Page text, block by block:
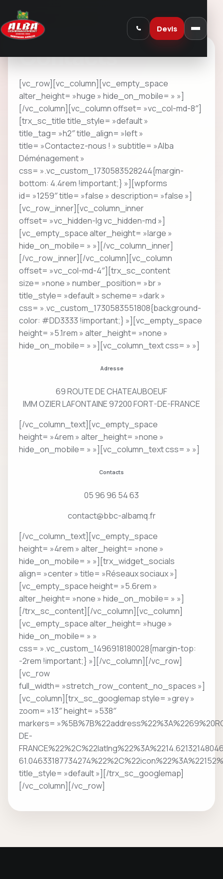
Devis
Contacts
[vc_row][vc_column][vc_empty_space
alter_height= »huge » hide_on_mobile= » »]
[/vc_column][vc_column offset= »vc_col-md-8″]
[trx_sc_title title_style= »default »
title_tag= »h2″ title_align= »left »
title= »Contactez-nous ! » subtitle= »Alba
Déménagement »
css= ».vc_custom_1730583528244{margin-
bottom: 4.4rem !important;} »][wpforms
id= »1259″ title= »false » description= »false »]
[vc_row_inner][vc_column_inner
offset= »vc_hidden-lg vc_hidden-md »]
[vc_empty_space alter_height= »large »
hide_on_mobile= » »][/vc_column_inner]
[/vc_row_inner][/vc_column][vc_column
offset= »vc_col-md-4″][trx_sc_content
size= »none » number_position= »br »
title_style= »default » scheme= »dark »
css= ».vc_custom_1730583551808{background-
color: #DD3333 !important;} »][vc_empty_space
height= »5.1rem » alter_height= »none »
hide_on_mobile= » »][vc_column_text css= » »]
Adresse
69 ROUTE DE CHATEAUBOEUF
IMM OZIER LAFONTAINE 97200 FORT-DE-FRANCE
[/vc_column_text][vc_empty_space
height= »4rem » alter_height= »none »
hide_on_mobile= » »][vc_column_text css= » »]
Contacts
05 96 96 54 63
contact@bbc-albamq.fr
[/vc_column_text][vc_empty_space
height= »4rem » alter_height= »none »
hide_on_mobile= » »][trx_widget_socials
align= »center » title= »Réseaux sociaux »]
[vc_empty_space height= »5.6rem »
alter_height= »none » hide_on_mobile= » »]
[/trx_sc_content][/vc_column][vc_column]
[vc_empty_space alter_height= »huge »
hide_on_mobile= » »
css= ».vc_custom_1496918180028{margin-top:
-2rem !important;} »][/vc_column][/vc_row]
[vc_row
full_width= »stretch_row_content_no_spaces »]
[vc_column][trx_sc_googlemap style= »grey »
zoom= »13″ height= »538″
markers=
DE-
title_style= »default »][/trx_sc_googlemap]
[/vc_column][/vc_row]